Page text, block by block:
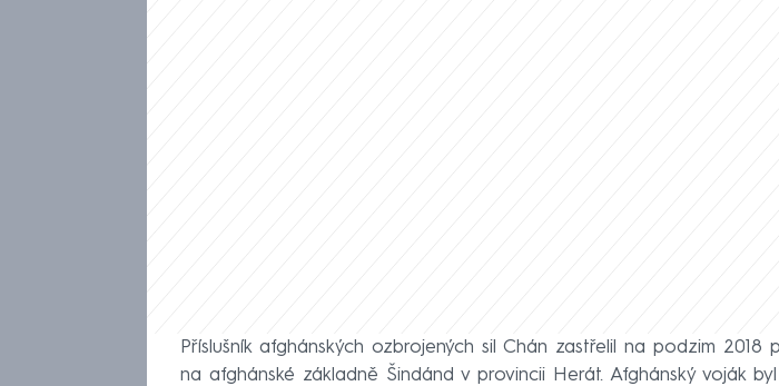
Příslušník afghánských ozbrojených sil Chán zastřelil na podzim 2018
na afghánské základně Šindánd v provincii Herát. Afghánský voják